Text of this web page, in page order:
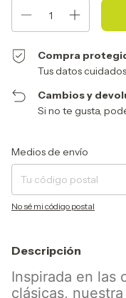
Compra
Tus datos
Cambios y
Si no te gusta,
Entregas para el CP:
Medios de envío
No sé mi código postal
Descripción
Inspirada en las
clásicas, nuestra